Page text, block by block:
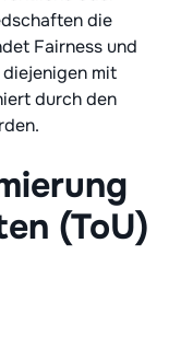
die
Fairness und
mit
durch den
(ToU)